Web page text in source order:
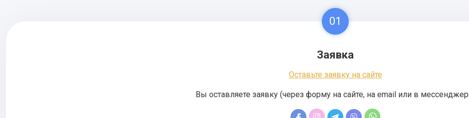
01
Заявка
Оставьте заявку на сайте
Вы оставляете заявку (через форму на сайте, на email или в